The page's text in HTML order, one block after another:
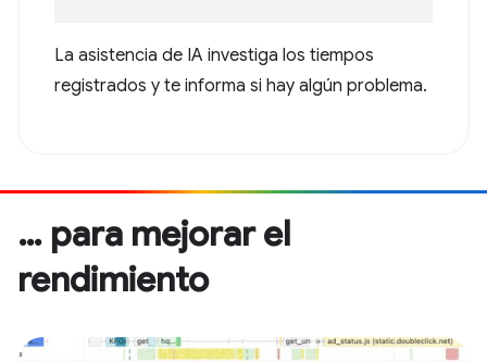
La asistencia de IA investiga los tiempos
registrados y te informa si hay algún problema.
… para mejorar el
rendimiento